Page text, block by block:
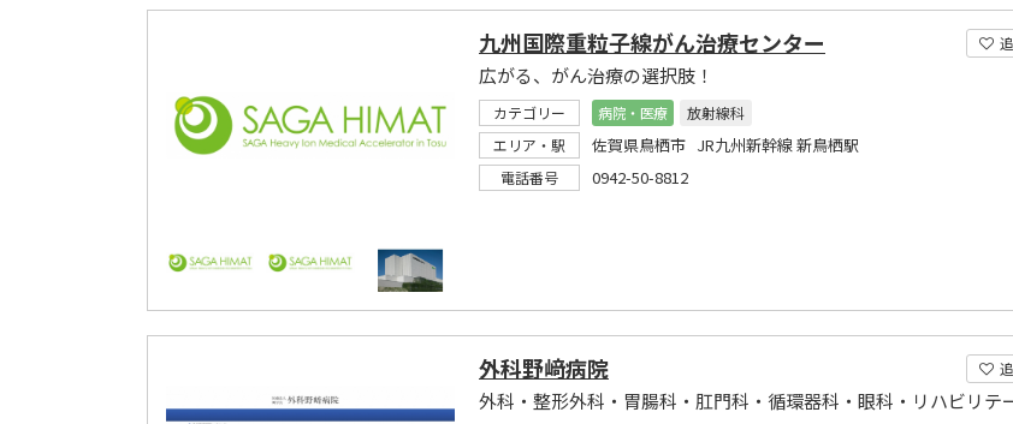
九州国際重粒子線がん治療センター
広がる、がん治療の選択肢！
カテゴリー 病院・医療
放射線科
エリア・駅
佐賀県鳥栖市 JR九州新幹線 新鳥栖駅
電話番号 0942-50-8812
外科野﨑病院